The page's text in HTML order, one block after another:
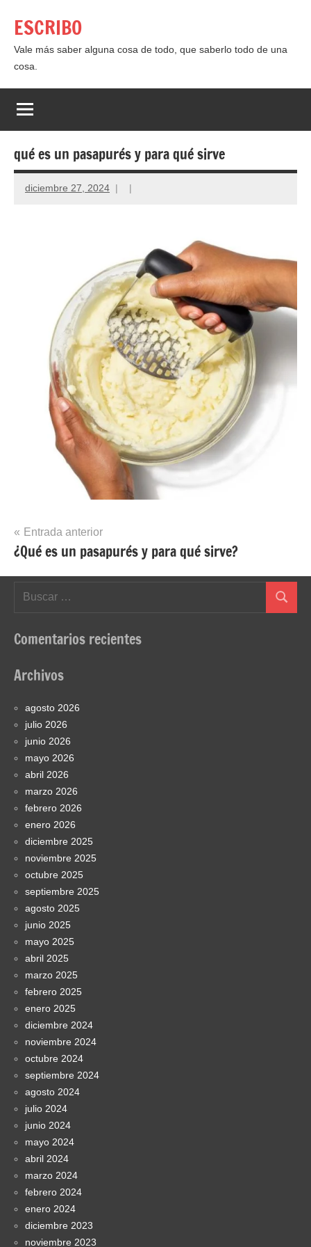
contenido
ESCRIBO
Vale más saber alguna cosa de todo, que saberlo todo de una
cosa.
qué es un pasapurés y para qué sirve
diciembre 27, 2024
Navegación
de
entradas
Entrada anterior
¿Qué es un pasapurés y para qué sirve?
Buscar
Comentarios recientes
Archivos
agosto 2026
julio 2026
junio 2026
mayo 2026
abril 2026
marzo 2026
febrero 2026
enero 2026
diciembre 2025
noviembre 2025
octubre 2025
septiembre 2025
agosto 2025
junio 2025
mayo 2025
abril 2025
marzo 2025
febrero 2025
enero 2025
diciembre 2024
noviembre 2024
octubre 2024
septiembre 2024
agosto 2024
julio 2024
junio 2024
mayo 2024
abril 2024
marzo 2024
febrero 2024
enero 2024
diciembre 2023
noviembre 2023